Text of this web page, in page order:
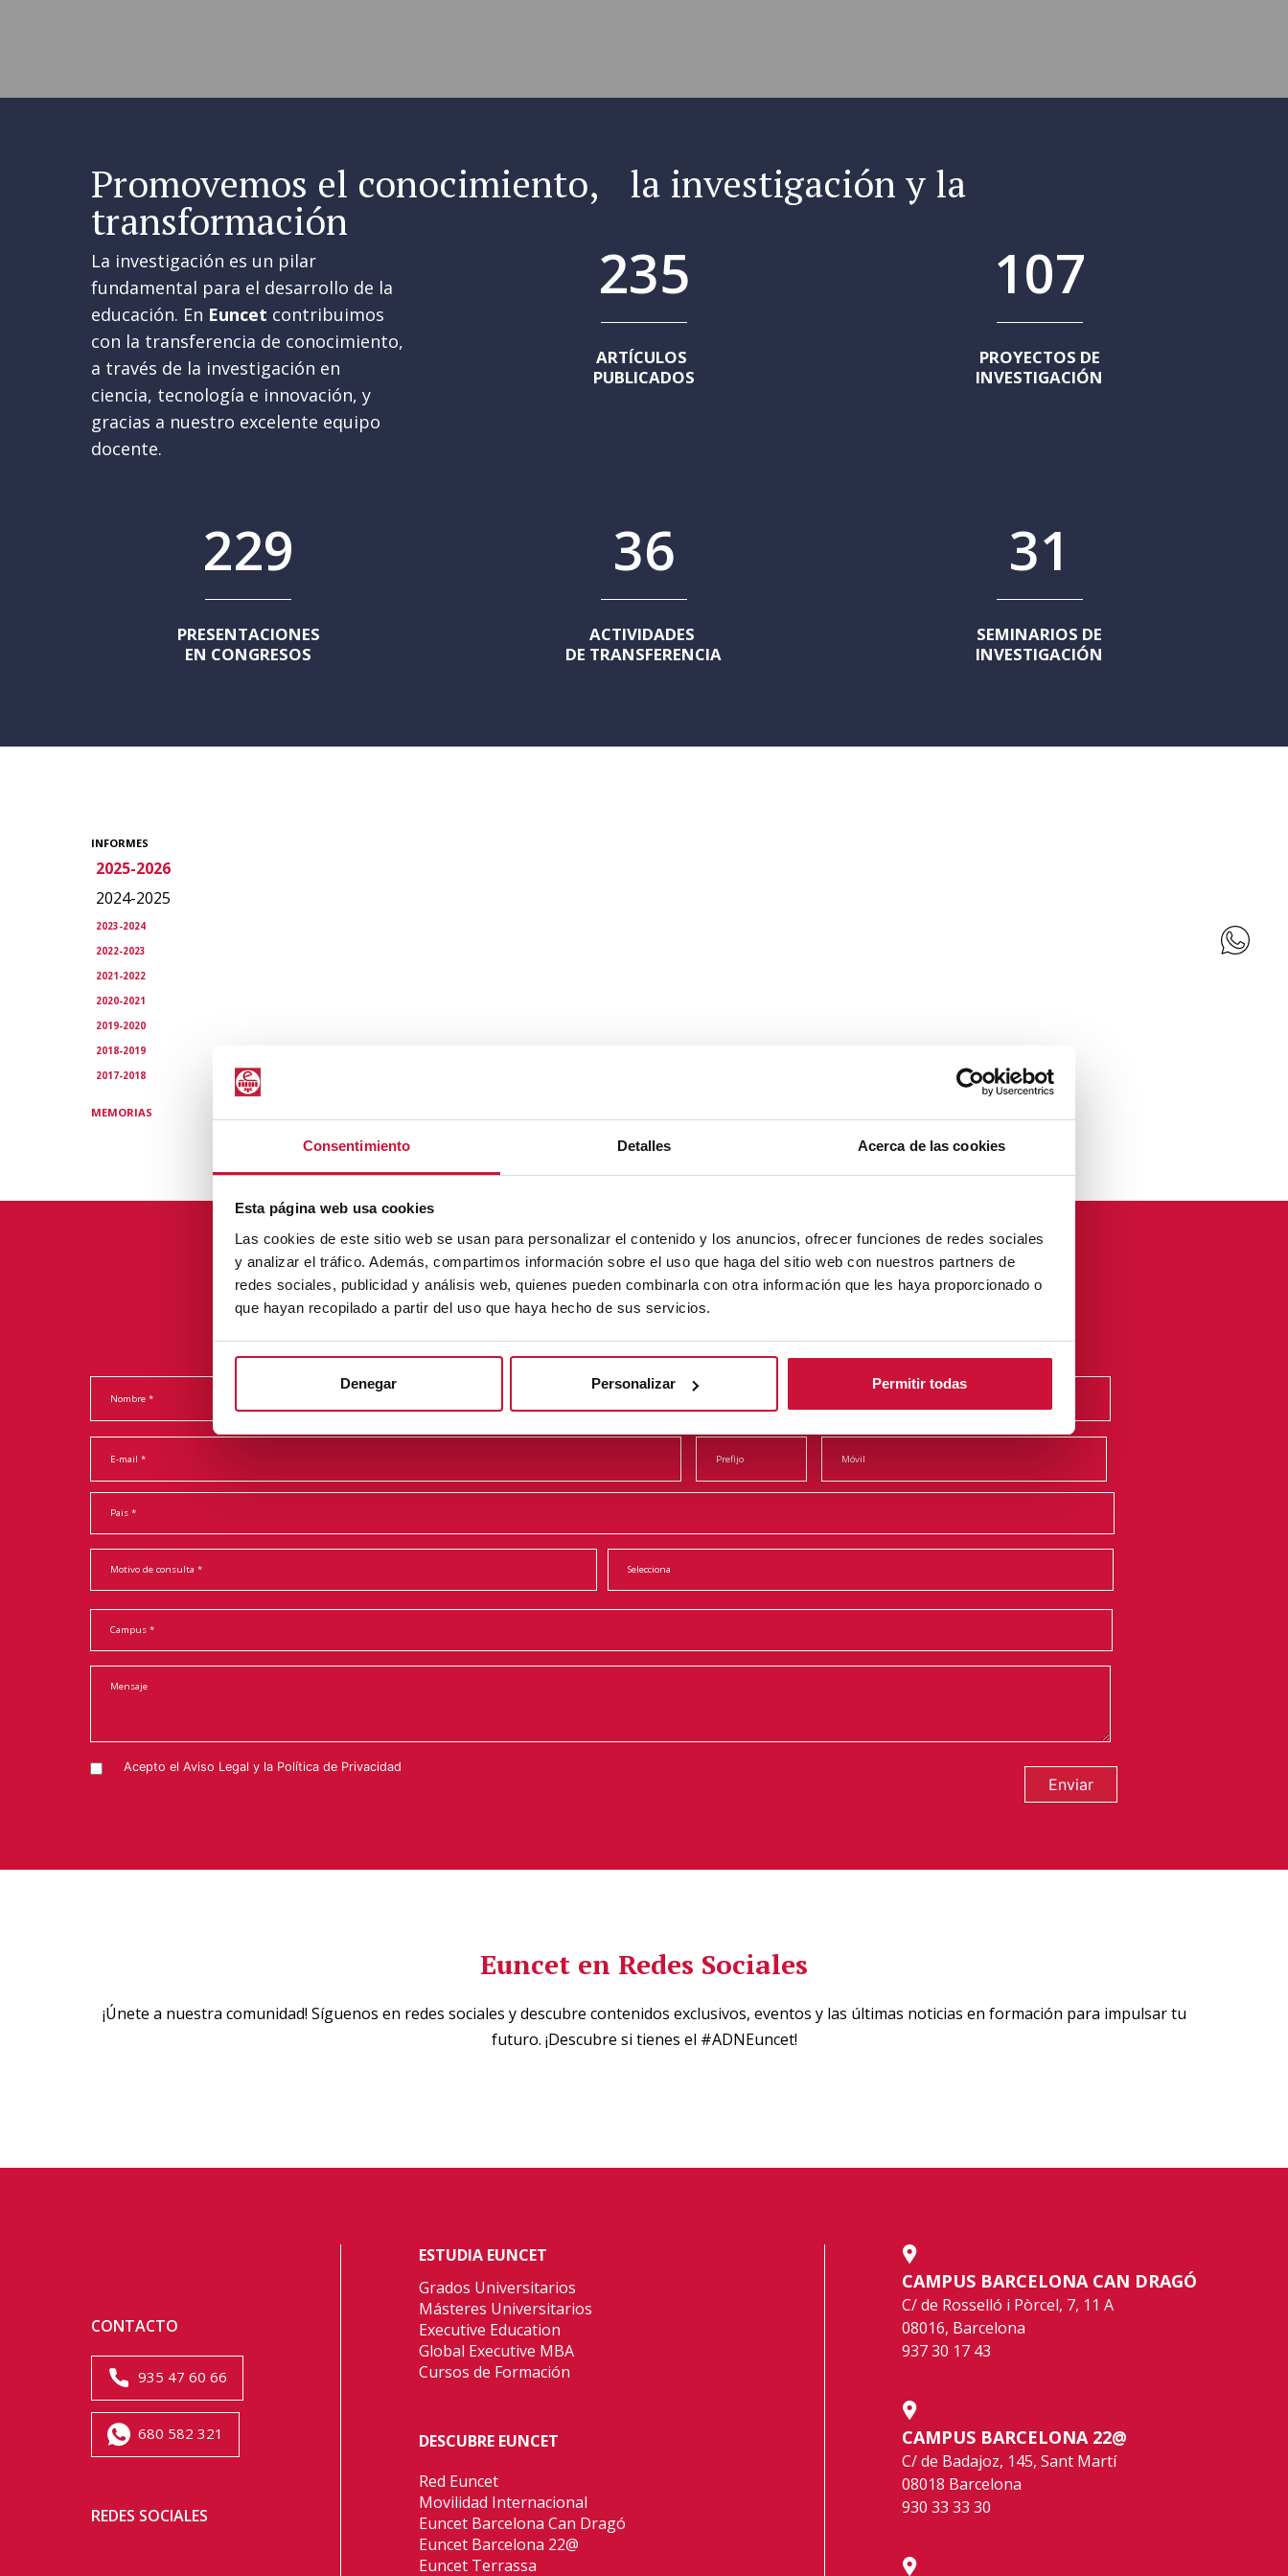
Consentimiento Detalles Acerca de las cookies
Esta página web usa cookies
Las cookies de este sitio web se usan para personalizar el contenido y los anuncios, ofrecer funciones de redes sociales
y analizar el tráfico. Además, compartimos información sobre el uso que haga del sitio web con nuestros partners de
redes sociales, publicidad y análisis web, quienes pueden combinarla con otra información que les haya proporcionado o
que hayan recopilado a partir del uso que haya hecho de sus servicios.
Denegar Personalizar Permitir todas
Promovemos el conocimiento, la investigación y la
transformación
La investigación es un pilar
fundamental para el desarrollo de la
educación. En Euncet contribuimos
con la transferencia de conocimiento,
a través de la investigación en
ciencia, tecnología e innovación, y
gracias a nuestro excelente equipo
docente.
235
ARTÍCULOS
PUBLICADOS
107
PROYECTOS DE
INVESTIGACIÓN
229
PRESENTACIONES
EN CONGRESOS
36
ACTIVIDADES
DE TRANSFERENCIA
31
SEMINARIOS DE
INVESTIGACIÓN
INFORMES
2025-2026
2024-2025
2023-2024
2022-2023
2021-2022
2020-2021
2019-2020
2018-2019
2017-2018
MEMORIAS
Contacta con nosotros
Acepto el Aviso Legal y la Política de Privacidad
Enviar
Euncet en Redes Sociales
¡Únete a nuestra comunidad! Síguenos en redes sociales y descubre contenidos exclusivos, eventos y las últimas noticias en formación para impulsar tu
futuro. ¡Descubre si tienes el #ADNEuncet!
CONTACTO
935 47 60 66
680 582 321
REDES SOCIALES
ESTUDIA EUNCET
Grados Universitarios
Másteres Universitarios
Executive Education
Global Executive MBA
Cursos de Formación
DESCUBRE EUNCET
Red Euncet
Movilidad Internacional
Euncet Barcelona Can Dragó
Euncet Barcelona 22@
Euncet Terrassa
CAMPUS BARCELONA CAN DRAGÓ
C/ de Rosselló i Pòrcel, 7, 11 A
08016, Barcelona
937 30 17 43
CAMPUS BARCELONA 22@
C/ de Badajoz, 145, Sant Martí
08018 Barcelona
930 33 33 30